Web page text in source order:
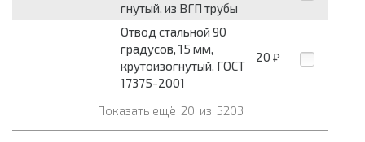
гнутый, из ВГП трубы
Отвод стальной 90
градусов, 15 мм,
крутоизогнутый, ГОСТ
17375-2001
20 ₽
Показать ещё 20 из 5203